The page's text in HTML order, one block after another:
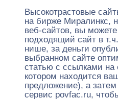
Высокотрастовые
на бирже Миралинкс,
веб-сайтов, вы
подходящий сайт в
нише, за деньги
выбранном сайте
статью с ссылками на
котором находится
предложение), а
сервис povfac.ru,